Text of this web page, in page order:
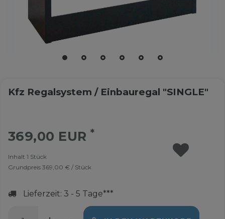
Kfz Regalsystem / Einbauregal "SINGLE"
369,00 EUR*
Inhalt 1 Stück
Grundpreis 369,00 € / Stück
Lieferzeit: 3 - 5 Tage***